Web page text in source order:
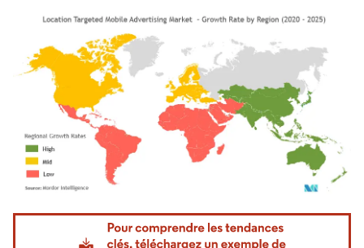
Image © Mordor Intelligence. La réutilisation nécessite une attribution sous CC BY